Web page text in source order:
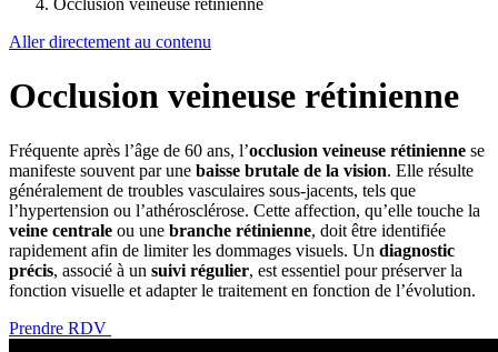
Occlusion veineuse rétinienne
Aller directement au contenu
Occlusion veineuse rétinienne
Fréquente après l’âge de 60 ans, l’occlusion veineuse rétinienne se
manifeste souvent par une baisse brutale de la vision. Elle résulte
généralement de troubles vasculaires sous-jacents, tels que
l’hypertension ou l’athérosclérose. Cette affection, qu’elle touche la
veine centrale ou une branche rétinienne, doit être identifiée
rapidement afin de limiter les dommages visuels. Un diagnostic
précis, associé à un suivi régulier, est essentiel pour préserver la
fonction visuelle et adapter le traitement en fonction de l’évolution.
Prendre RDV